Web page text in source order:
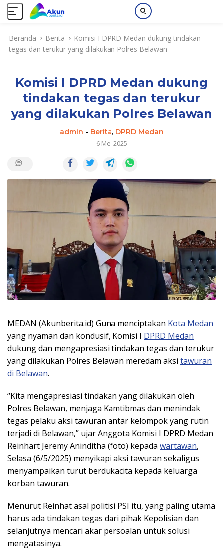
Beranda Berita
Komisi I DPRD Medan dukung tindakan
tegas dan terukur yang dilakukan Polres Belawan
Komisi I DPRD Medan dukung
tindakan tegas dan terukur
yang dilakukan Polres Belawan
admin - Berita, DPRD Medan
6 Mei 2025
MEDAN (Akunberita.id) Guna menciptakan Kota Medan
yang nyaman dan kondusif, Komisi I DPRD Medan
dukung dan mengapresiasi tindakan tegas dan terukur
yang dilakukan Polres Belawan meredam aksi tawuran
di Belawan.
“Kita mengapresiasi tindakan yang dilakukan oleh
Polres Belawan, menjaga Kamtibmas dan menindak
tegas pelaku aksi tawuran antar kelompok yang rutin
terjadi di Belawan,” ujar Anggota Komisi I DPRD Medan
Reinhart Jeremy Aninditha (foto) kepada wartawan,
Selasa (6/5/2025) menyikapi aksi tawuran sekaligus
menyampaikan turut berdukacita kepada keluarga
korban tawuran.
Menurut Reinhat asal politisi PSI itu, yang paling utama
harus ada tindakan tegas dari pihak Kepolisian dan
selanjutnya mencari akar persoalan untuk solusi
mengatasinya.